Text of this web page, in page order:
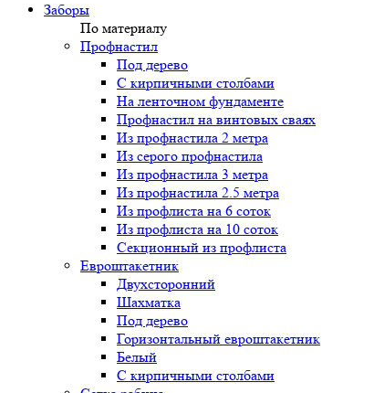
Заборы
По материалу
Профнастил
Под дерево
С кирпичными столбами
На ленточном фундаменте
Профнастил на винтовых сваях
Из профнастила 2 метра
Из серого профнастила
Из профнастила 3 метра
Из профнастила 2.5 метра
Из профлиста на 6 соток
Из профлиста на 10 соток
Секционный из профлиста
Евроштакетник
Двухсторонний
Шахматка
Под дерево
Горизонтальный евроштакетник
Белый
С кирпичными столбами